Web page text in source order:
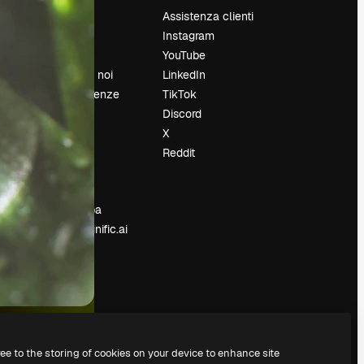
Prezzi
Lavora con noi
Cerca tendenze
Blog
Eventi
Vendi i tuoi
Sala stampa
Cerchi magnific.ai
Assistenza clienti
Instagram
YouTube
LinkedIn
TikTok
Discord
X
Reddit
to the storing of cookies on your device to enhance site